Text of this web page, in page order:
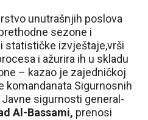
unutrašnjih poslova
sezone i
statističke izvještaje,vrši
i ažurira ih u skladu
– kazao je zajedničkoj
komandanata Sigurnosnih
sigurnosti general-
Al-Bassami, prenosi